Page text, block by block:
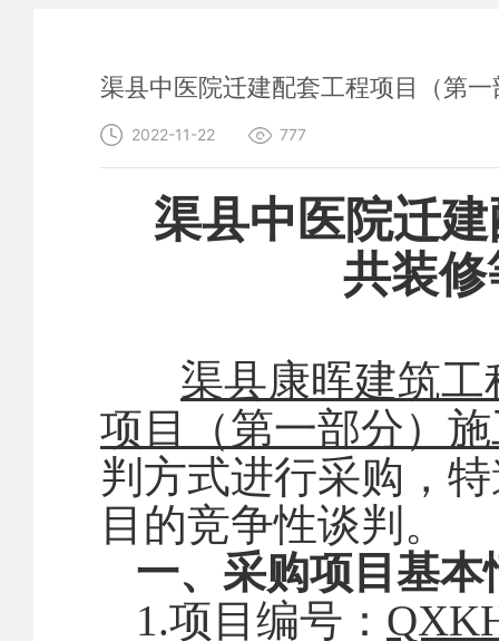
渠县中医院迁建配套工程项目（第
2022-11-22 777
渠县中医院迁
共装
渠县康晖建筑工
项目（第一部分）
判方式进行采购，
目的竞争性谈判。
一、采购项目基本
1.项目编号：